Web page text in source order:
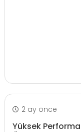
2 ay önce
Yüksek